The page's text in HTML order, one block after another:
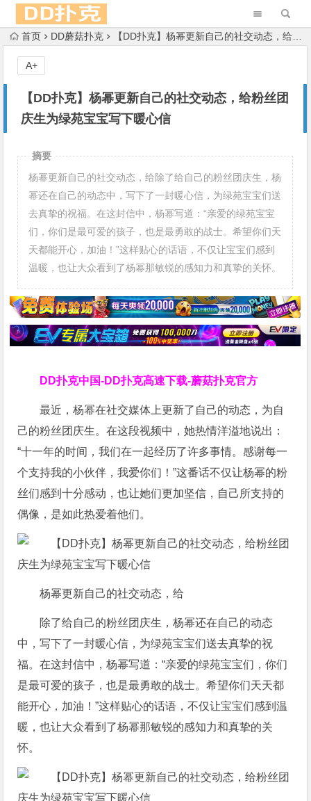
首页 DD蘑菇扑克 【DD扑克】杨幂更新自己的社交动态，给粉丝团庆生为绿苑宝宝写下暖心信
【DD扑克】杨幂更新自己的社交动态，给粉丝团
庆生为绿苑宝宝写下暖心信
A+
摘要
杨幂更新自己的社交动态，给除了给自己的粉丝团庆生，杨
幂还在自己的动态中，写下了一封暖心信，为绿苑宝宝们送
去真挚的祝福。在这封信中，杨幂写道：“亲爱的绿苑宝宝
们，你们是最可爱的孩子，也是最勇敢的战士。希望你们天
天都能开心，加油！”这样贴心的话语，不仅让宝宝们感到
温暖，也让大众看到了杨幂那敏锐的感知力和真挚的关怀。
DD扑克中国-DD扑克高速下载-蘑菇扑克官方
最近，杨幂在社交媒体上更新了自己的动态，为自
己的粉丝团庆生。在这段视频中，她热情洋溢地说出：
“十一年的时间，我们在一起经历了许多事情。感谢每一
个支持我的小伙伴，我爱你们！”这番话不仅让杨幂的粉
丝们感到十分感动，也让她们更加坚信，自己所支持的
偶像，是如此热爱着他们。
杨幂更新自己的社交动态，给
除了给自己的粉丝团庆生，杨幂还在自己的动态
中，写下了一封暖心信，为绿苑宝宝们送去真挚的祝
福。在这封信中，杨幂写道：“亲爱的绿苑宝宝们，你们
是最可爱的孩子，也是最勇敢的战士。希望你们天天都
能开心，加油！”这样贴心的话语，不仅让宝宝们感到温
暖，也让大众看到了杨幂那敏锐的感知力和真挚的关
怀。